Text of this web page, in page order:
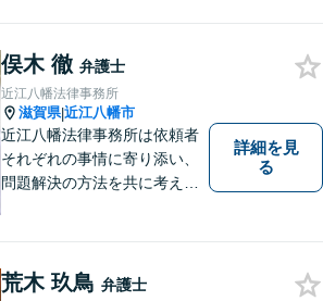
進できることがございます。
どうぞ当事務所にご相談くだ
さい。
俣木 徹 弁護士
近江八幡法律事務所
滋賀県|近江八幡市
近江八幡法律事務所は依頼者
それぞれの事情に寄り添い、
問題解決の方法を共に考える
ください。
詳細を見
る
荒木 玖鳥 弁護士